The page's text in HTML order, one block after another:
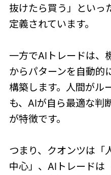
抜けたら買う」といっ
定義されています。
一方でAIトレードは、
からパターンを自動的
構築します。人間がル
も、AIが自ら最適な判
が特徴です。
つまり、クオンツは「
中心」、AIトレードは